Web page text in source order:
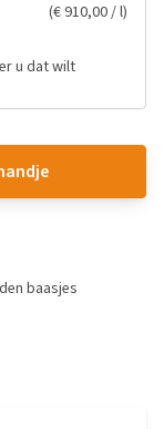
(€ 910,00 / l)
u dat wilt
baasjes